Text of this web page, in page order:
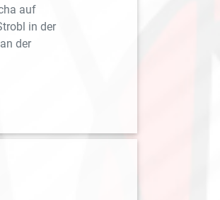
auf
in der
der